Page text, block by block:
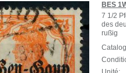
BES
7 1/2
des
rußig